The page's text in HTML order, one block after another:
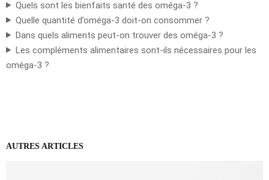
Quels sont les bienfaits santé des oméga-3 ?
Quelle quantité d’oméga-3 doit-on consommer ?
Dans quels aliments peut-on trouver des oméga-3 ?
Les compléments alimentaires sont-ils nécessaires pour les
oméga-3 ?
AUTRES ARTICLES